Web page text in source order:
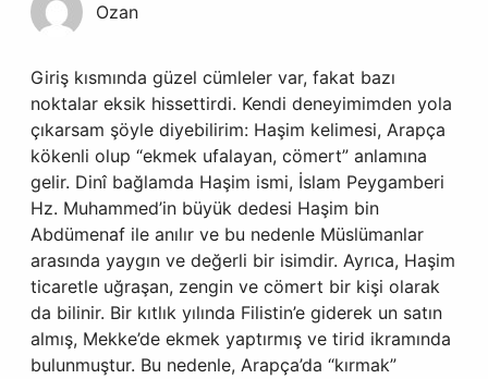
Ozan
Giriş kısmında güzel cümleler var, fakat bazı
noktalar eksik hissettirdi. Kendi deneyimimden yola
çıkarsam şöyle diyebilirim: Haşim kelimesi, Arapça
kökenli olup “ekmek ufalayan, cömert” anlamına
gelir. Dinî bağlamda Haşim ismi, İslam Peygamberi
Hz. Muhammed’in büyük dedesi Haşim bin
Abdümenaf ile anılır ve bu nedenle Müslümanlar
arasında yaygın ve değerli bir isimdir. Ayrıca, Haşim
ticaretle uğraşan, zengin ve cömert bir kişi olarak
da bilinir. Bir kıtlık yılında Filistin’e giderek un satın
almış, Mekke’de ekmek yaptırmış ve tirid ikramında
bulunmuştur. Bu nedenle, Arapça’da “kırmak”